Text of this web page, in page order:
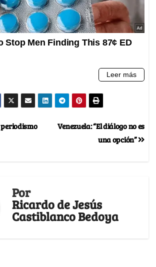
Venezuela: “El diálogo no es
una opción”
Por
Ricardo de Jesús
Castiblanco Bedoya